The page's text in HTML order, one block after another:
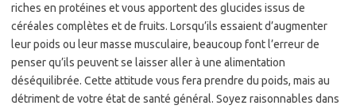
riches en protéines et vous apportent des glucides issus de
céréales complètes et de fruits. Lorsqu’ils essaient d’augmenter
leur poids ou leur masse musculaire, beaucoup font l’erreur de
penser qu’ils peuvent se laisser aller à une alimentation
déséquilibrée. Cette attitude vous fera prendre du poids, mais au
détriment de votre état de santé général. Soyez raisonnables dans